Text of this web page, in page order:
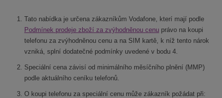
Tato nabídka je určena zákazníkům Vodafone, kterí mají podle
Podmínek prodeje zboží za zvýhodněnou cenu právo na koupi
telefonu za zvýhodněnou cenu a na SIM kartě, k níž tento nárok
vzniká, splní dodatečné podmínky uvedené v bodu 4.
Speciální cena závisí od minimálního měsíčního plnění (MMP)
podle aktuálního ceníku telefonů.
O koupi telefonu za speciální cenu může zákazník požádat při: